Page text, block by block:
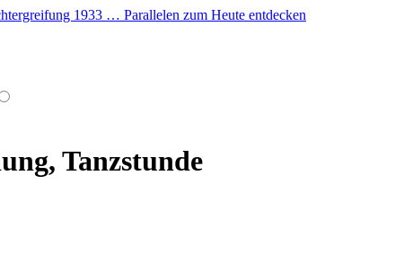
1933 … Parallelen zum Heute entdecken
Tanzstunde